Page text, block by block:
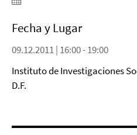
Fecha y Lugar
09.12.2011 | 16:00 - 19:00
Instituto de Investigaciones
D.F.